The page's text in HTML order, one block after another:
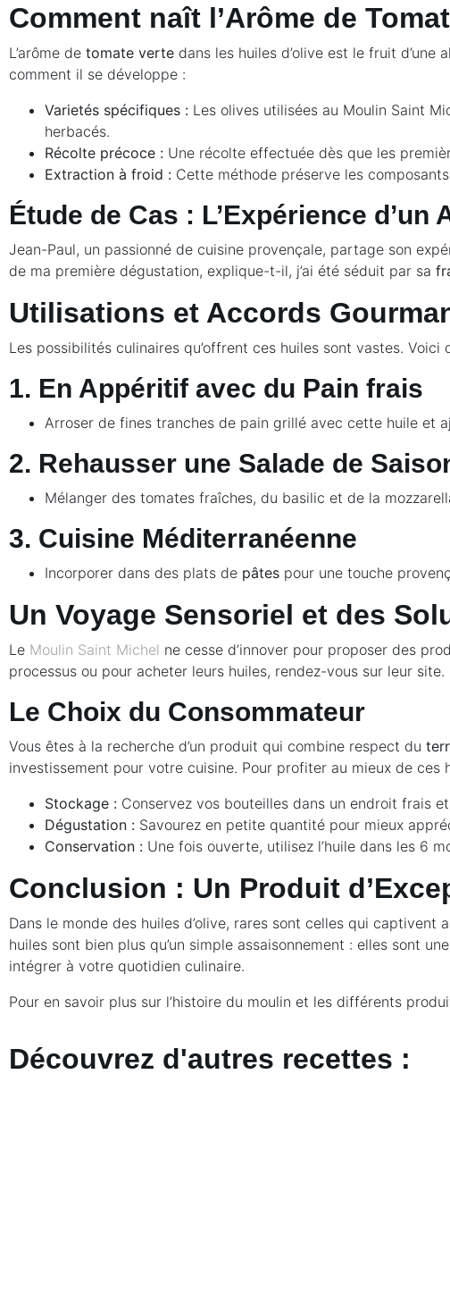
Comment naît l’Arôme de
L’arôme de tomate verte dans les huiles d’olive est le fruit
comment il se développe :
Varietés spécifiques : Les olives utilisées au Moulin Saint
herbacés.
Récolte précoce : Une récolte effectuée dès que les
Extraction à froid : Cette méthode préserve les
Étude de Cas : L’Expérience
Jean-Paul, un passionné de cuisine provençale, partage son
de ma première dégustation, explique-t-il, j’ai été séduit par sa
Utilisations et Accords
Les possibilités culinaires qu’offrent ces huiles sont vastes.
1. En Appéritif avec du Pain frais
Arroser de fines tranches de pain grillé avec cette huile et
2. Rehausser une Salade de
Mélanger des tomates fraîches, du basilic et de la
3. Cuisine Méditerranéenne
Incorporer dans des plats de pâtes pour une touche
Un Voyage Sensoriel et des
Le Moulin Saint Michel ne cesse d’innover pour proposer des
processus ou pour acheter leurs huiles, rendez-vous sur leur site.
Le Choix du Consommateur
Vous êtes à la recherche d’un produit qui combine respect du
investissement pour votre cuisine. Pour profiter au mieux de ces
Stockage : Conservez vos bouteilles dans un endroit frais
Dégustation : Savourez en petite quantité pour mieux
Conservation : Une fois ouverte, utilisez l’huile dans les 6
Conclusion : Un Produit
Dans le monde des huiles d’olive, rares sont celles qui captivent
huiles sont bien plus qu’un simple assaisonnement : elles sont une
intégrer à votre quotidien culinaire.
Pour en savoir plus sur l’histoire du moulin et les différents
Découvrez d'autres recettes :